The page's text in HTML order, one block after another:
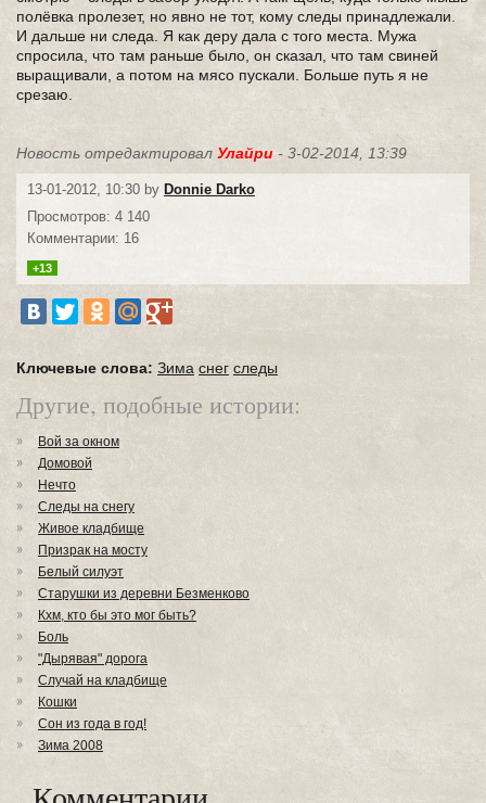
полёвка пролезет, но явно не тот, кому следы принадлежали.
И дальше ни следа. Я как деру дала с того места. Мужа
спросила, что там раньше было, он сказал, что там свиней
выращивали, а потом на мясо пускали. Больше путь я не
срезаю.
Новость отредактировал Улайри - 3-02-2014, 13:39
13-01-2012, 10:30 by Donnie Darko
Просмотров: 4 140
Комментарии: 16
+13
Ключевые слова: Зима снег следы
Другие, подобные истории:
Вой за окном
Домовой
Нечто
Следы на снегу
Живое кладбище
Призрак на мосту
Белый силуэт
Старушки из деревни Безменково
Кхм, кто бы это мог быть?
Боль
"Дырявая" дорога
Случай на кладбище
Кошки
Сон из года в год!
Зима 2008